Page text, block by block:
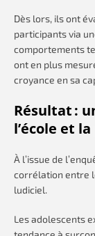
Dès lors, ils ont
participants via
comportements
ont en plus
croyance en sa
Résultat :
l’école et
À l’issue de
corrélation entre
ludiciel.
Les adolescents